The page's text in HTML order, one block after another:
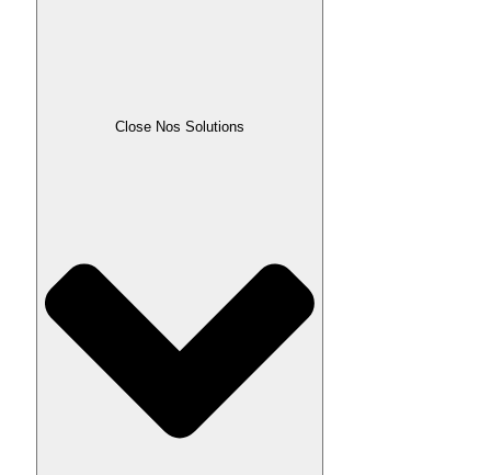
Close Nos Solutions